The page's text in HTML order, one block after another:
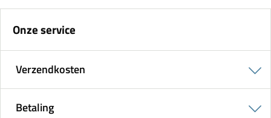
Onze service
Verzendkosten
Betaling